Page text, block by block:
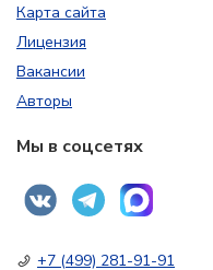
Карта сайта
Лицензия
Вакансии
Авторы
Мы в соцсетях
+7 (499) 281-91-91